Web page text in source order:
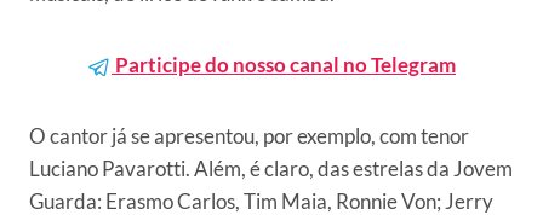
Participe do nosso canal no Telegram
O cantor já se apresentou, por exemplo, com tenor
Luciano Pavarotti. Além, é claro, das estrelas da Jovem
Guarda: Erasmo Carlos, Tim Maia, Ronnie Von; Jerry